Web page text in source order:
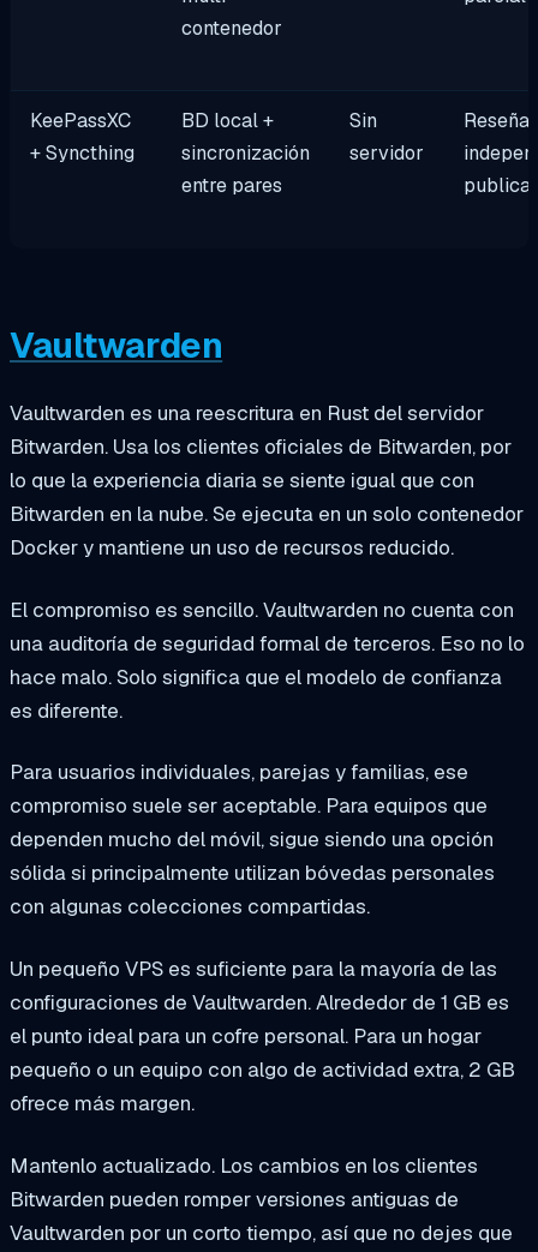
contenedor
KeePassXC
+ Syncthing
BD local +
sincronización
entre pares
Sin
servidor
Vaultwarden
Vaultwarden es una reescritura en Rust del servidor
Bitwarden. Usa los clientes oficiales de Bitwarden, por
lo que la experiencia diaria se siente igual que con
Bitwarden en la nube. Se ejecuta en un solo contenedor
Docker y mantiene un uso de recursos reducido.
El compromiso es sencillo. Vaultwarden no cuenta con
una auditoría de seguridad formal de terceros. Eso no lo
hace malo. Solo significa que el modelo de confianza
es diferente.
Para usuarios individuales, parejas y familias, ese
compromiso suele ser aceptable. Para equipos que
dependen mucho del móvil, sigue siendo una opción
sólida si principalmente utilizan bóvedas personales
con algunas colecciones compartidas.
Un pequeño VPS es suficiente para la mayoría de las
configuraciones de Vaultwarden. Alrededor de 1 GB es
el punto ideal para un cofre personal. Para un hogar
pequeño o un equipo con algo de actividad extra, 2 GB
ofrece más margen.
Mantenlo actualizado. Los cambios en los clientes
Bitwarden pueden romper versiones antiguas de
Vaultwarden por un corto tiempo, así que no dejes que